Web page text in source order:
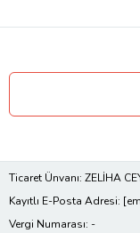
Ticaret Ünvanı: ZELİHA
Kayıtlı E-Posta Adresi:
Vergi Numarası: -